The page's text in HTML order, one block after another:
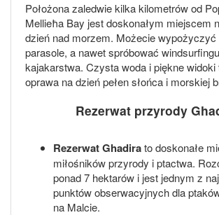
Położona zaledwie kilka kilometrów od
Mellieħa Bay jest doskonałym miejscem
dzień nad morzem. Możecie wypożyczyć
parasole, a nawet spróbować
kajakarstwa. Czysta woda i piękne widoki
oprawa na dzień pełen słońca i morskiej
Rezerwat przyrody
Rezerwat Ghadirato doskonałe
miłośników przyrody i ptactwa.
ponad 7 hektarów i jest jednym z
punktów obserwacyjnych dla
na Malcie.